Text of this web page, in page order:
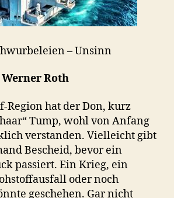
– Unsinn
Werner Roth
Region hat der Don, kurz
Tump, wohl von Anfang
verstanden. Vielleicht gibt
Bescheid, bevor ein
passiert. Ein Krieg, ein
oder noch
geschehen. Gar nicht